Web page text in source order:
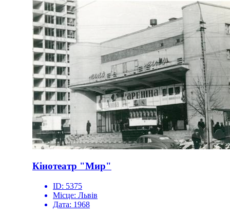
Кінотеатр "Мир"
ID: 5375
Місце: Львів
Дата: 1968